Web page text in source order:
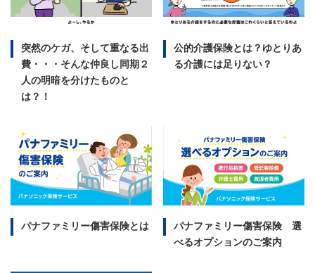
突然のケガ、そして重なる出
費・・・そんな仲良し同期２
人の明暗を分けたものと
は？！
公的介護保険とは？ゆとりあ
る介護には足りない？
パナファミリー傷害保険とは
パナファミリー傷害保険 選
べるオプションのご案内